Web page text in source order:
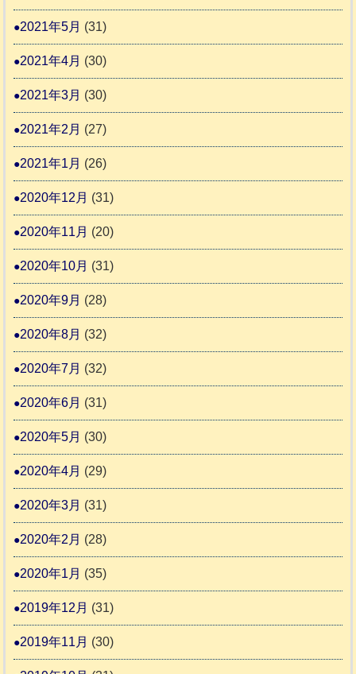
2021年5月 (31)
2021年4月 (30)
2021年3月 (30)
2021年2月 (27)
2021年1月 (26)
2020年12月 (31)
2020年11月 (20)
2020年10月 (31)
2020年9月 (28)
2020年8月 (32)
2020年7月 (32)
2020年6月 (31)
2020年5月 (30)
2020年4月 (29)
2020年3月 (31)
2020年2月 (28)
2020年1月 (35)
2019年12月 (31)
2019年11月 (30)